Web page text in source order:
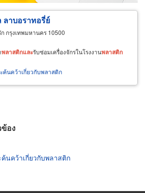
ลาบอราทอรี่ย์
กรุงเทพมหานคร 10500
พลาสติกและรับซ่อมเครื่องจักรในโรงงานพลาสติก
ค้นคว้าเกี่ยวกับพลาสติก
อง
นคว้าเกี่ยวกับพลาสติก